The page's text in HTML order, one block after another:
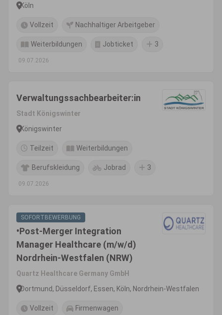
Köln
Vollzeit Nachhaltiger Arbeitgeber
Weiterbildungen Jobticket 3
09.07.2026
Verwaltungssachbearbeiter:in
Stadt Königswinter
Königswinter
Teilzeit Weiterbildungen
Berufskleidung Jobrad 3
09.07.2026
SOFORTBEWERBUNG
•Post-Merger Integration
Manager Healthcare (m/w/d)
Nordrhein-Westfalen (NRW)
Quartz Healthcare Germany GmbH
Dortmund, Düsseldorf, Essen, Köln, Nordrhein-Westfalen
Vollzeit Firmenwagen